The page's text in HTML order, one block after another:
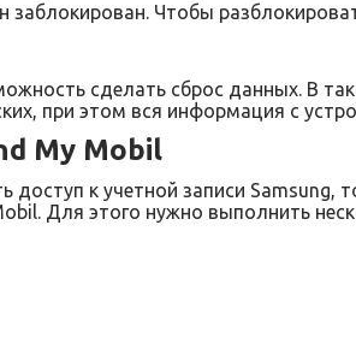
Чтобы
сделать сброс данных. В
при этом вся информация с
My Mobil
доступ к учетной записи Samsung,
Для этого нужно выполнить